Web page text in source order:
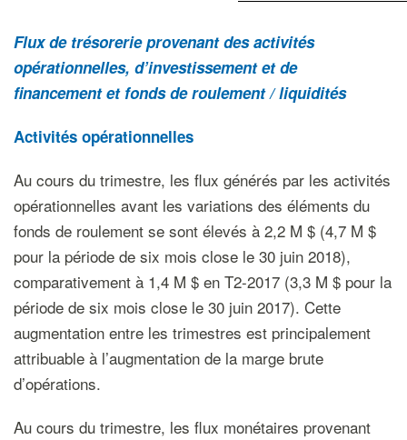
Flux de trésorerie provenant des activités
opérationnelles, d’investissement et de
financementet fonds de roulement / liquidités
Activités opérationnelles
Au cours du trimestre, les flux générés par les activités
opérationnelles avant les variations des éléments du
fonds de roulement se sont élevés à 2,2 M $ (4,7 M $
pour la période de six mois close le 30 juin 2018),
comparativement à 1,4 M $ en T2-2017 (3,3 M $ pour la
période de six mois close le 30 juin 2017). Cette
augmentation entre les trimestres est principalement
attribuable à l’augmentation de la marge brute
d’opérations.
Au cours du trimestre, les flux monétaires provenant